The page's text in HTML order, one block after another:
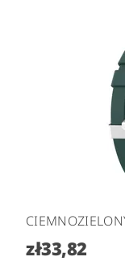
zł33,82